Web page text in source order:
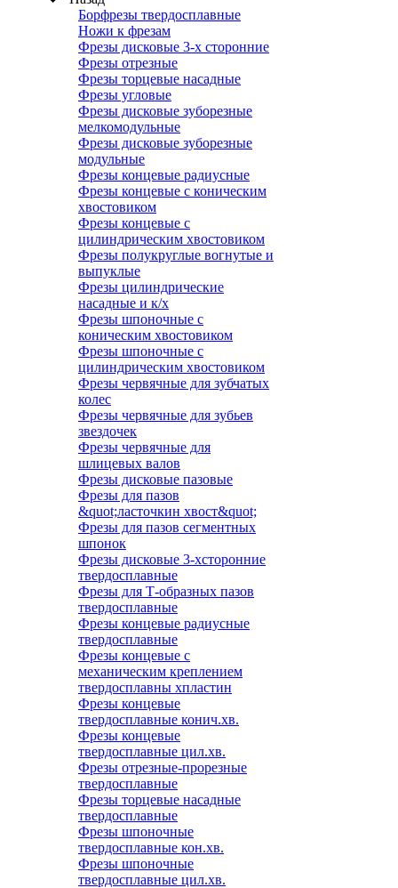
Борфрезы твердосплавные
Ножи к фрезам
Фрезы дисковые 3-х сторонние
Фрезы отрезные
Фрезы торцевые насадные
Фрезы угловые
Фрезы дисковые зуборезные
мелкомодульные
Фрезы дисковые зуборезные
модульные
Фрезы концевые радиусные
Фрезы концевые с коническим
хвостовиком
Фрезы концевые с
цилиндрическим хвостовиком
Фрезы полукруглые вогнутые и
выпуклые
Фрезы цилиндрические
насадные и к/х
Фрезы шпоночные с
коническим хвостовиком
Фрезы шпоночные с
цилиндрическим хвостовиком
Фрезы червячные для зубчатых
колес
Фрезы червячные для зубьев
звездочек
Фрезы червячные для
шлицевых валов
Фрезы дисковые пазовые
Фрезы для пазов
&quot;ласточкин хвост&quot;
Фрезы для пазов сегментных
шпонок
Фрезы дисковые 3-хсторонние
твердосплавные
Фрезы для Т-образных пазов
твердосплавные
Фрезы концевые радиусные
твердосплавные
Фрезы концевые с
механическим креплением
твердосплавны хпластин
Фрезы концевые
твердосплавные конич.хв.
Фрезы концевые
твердосплавные цил.хв.
Фрезы отрезные-прорезные
твердосплавные
Фрезы торцевые насадные
твердосплавные
Фрезы шпоночные
твердосплавные кон.хв.
Фрезы шпоночные
твердосплавные цил.хв.